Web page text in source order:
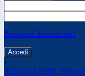
Password dimenticata?
-
Entra con SPID Entra